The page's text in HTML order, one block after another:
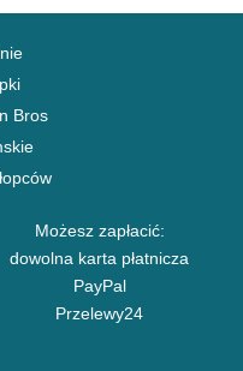
Bros
Możesz zapłacić:
dowolna karta płatnicza
PayPal
Przelewy24